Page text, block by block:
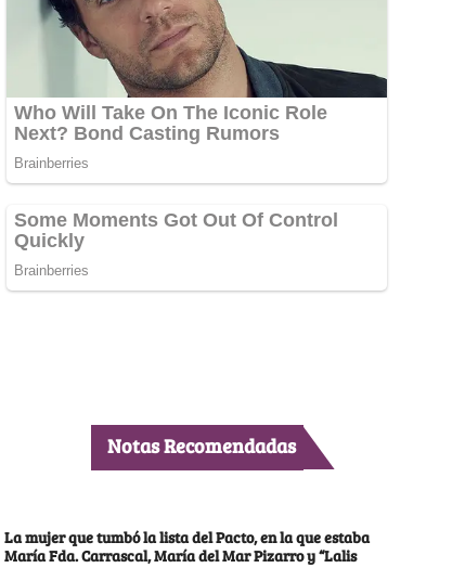
Notas Recomendadas
La mujer que tumbó la lista del Pacto, en la que estaba
María Fda. Carrascal, María del Mar Pizarro y “Lalis